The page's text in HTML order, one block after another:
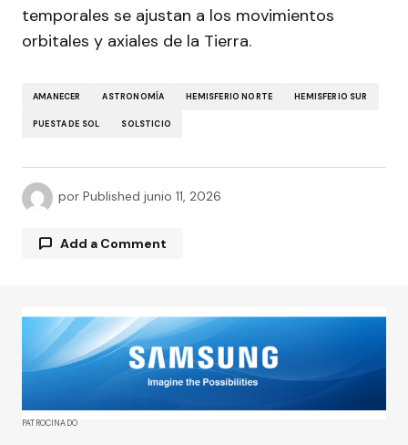
temporales se ajustan a los movimientos
orbitales y axiales de la Tierra.
AMANECER ASTRONOMÍA HEMISFERIO NORTE HEMISFERIO SUR
PUESTA DE SOL SOLSTICIO
por Published junio 11, 2026
Add a Comment
Tu dirección de correo electrónico no será
publicada.Los campos obligatorios están
marcados con*
Comment*
PATROCINADO